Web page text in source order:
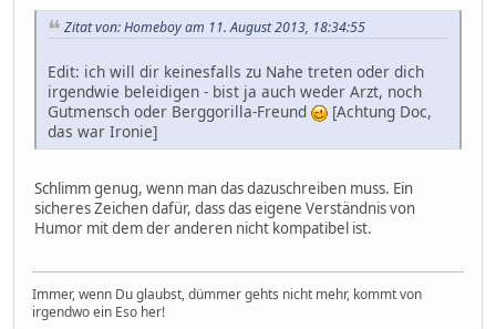
Zitat von: Homeboy am 11. August 2013, 18:34:55
Edit: ich will dir keinesfalls zu Nahe treten oder dich
irgendwie beleidigen - bist ja auch weder Arzt, noch
Gutmensch oder Berggorilla-Freund
[Achtung Doc,
das war Ironie]
Schlimm genug, wenn man das dazuschreiben muss. Ein
sicheres Zeichen dafür, dass das eigene Verständnis von
Humor mit dem der anderen nicht kompatibel ist.
Immer, wenn Du glaubst, dümmer gehts nicht mehr, kommt von
irgendwo ein Eso her!